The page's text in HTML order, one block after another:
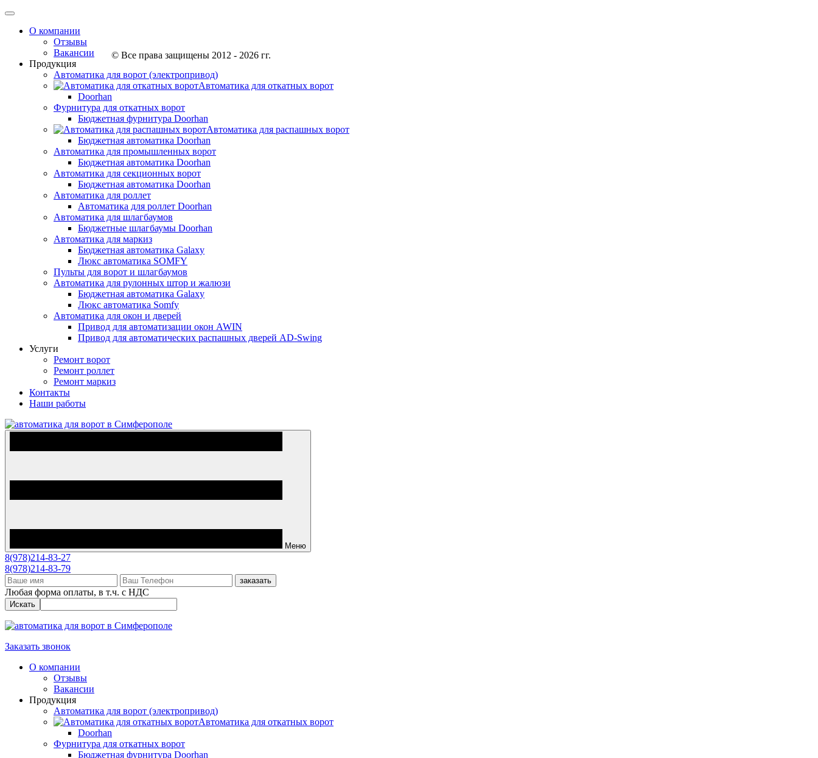
О компании
Отзывы
Вакансии
Продукция
Автоматика для ворот (электропривод)
Автоматика для откатных ворот
Doorhan
Фурнитура для откатных ворот
Бюджетная фурнитура Doorhan
Автоматика для распашных ворот
Бюджетная автоматика Doorhan
Автоматика для промышленных ворот
Бюджетная автоматика Doorhan
Автоматика для секционных ворот
Бюджетная автоматика Doorhan
Автоматика для роллет
Автоматика для роллет Doorhan
Автоматика для шлагбаумов
Бюджетные шлагбаумы Doorhan
Автоматика для маркиз
Бюджетная автоматика Galaxy
Люкс автоматика SOMFY
Пульты для ворот и шлагбаумов
Автоматика для рулонных штор и жалюзи
Бюджетная автоматика Galaxy
Люкс автоматика Somfy
Автоматика для окон и дверей
Привод для автоматизации окон AWIN
Привод для автоматических распашных дверей AD-Swing
Услуги
Ремонт ворот
Ремонт роллет
Ремонт маркиз
Контакты
Наши работы
Меню
8(978)214-83-27
8(978)214-83-79
заказать
Любая форма оплаты, в т.ч. с НДС
Искать
Заказать звонок
О компании
Отзывы
Вакансии
Продукция
Автоматика для ворот (электропривод)
Автоматика для откатных ворот
Doorhan
Фурнитура для откатных ворот
Бюджетная фурнитура Doorhan
© Все права защищены 2012 - 2026 гг.